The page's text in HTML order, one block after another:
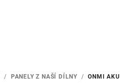
/ PANELY Z NAŠÍ DÍLNY / ONMI